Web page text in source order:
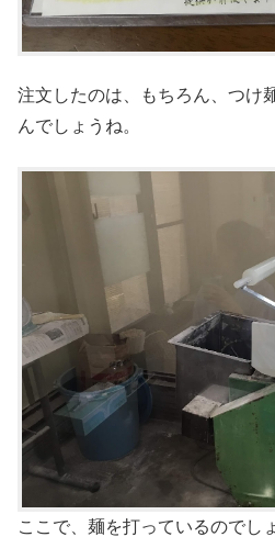
注文したのは、もちろん、つけ
んでしょうね。
ここで、麺を打っているのでし